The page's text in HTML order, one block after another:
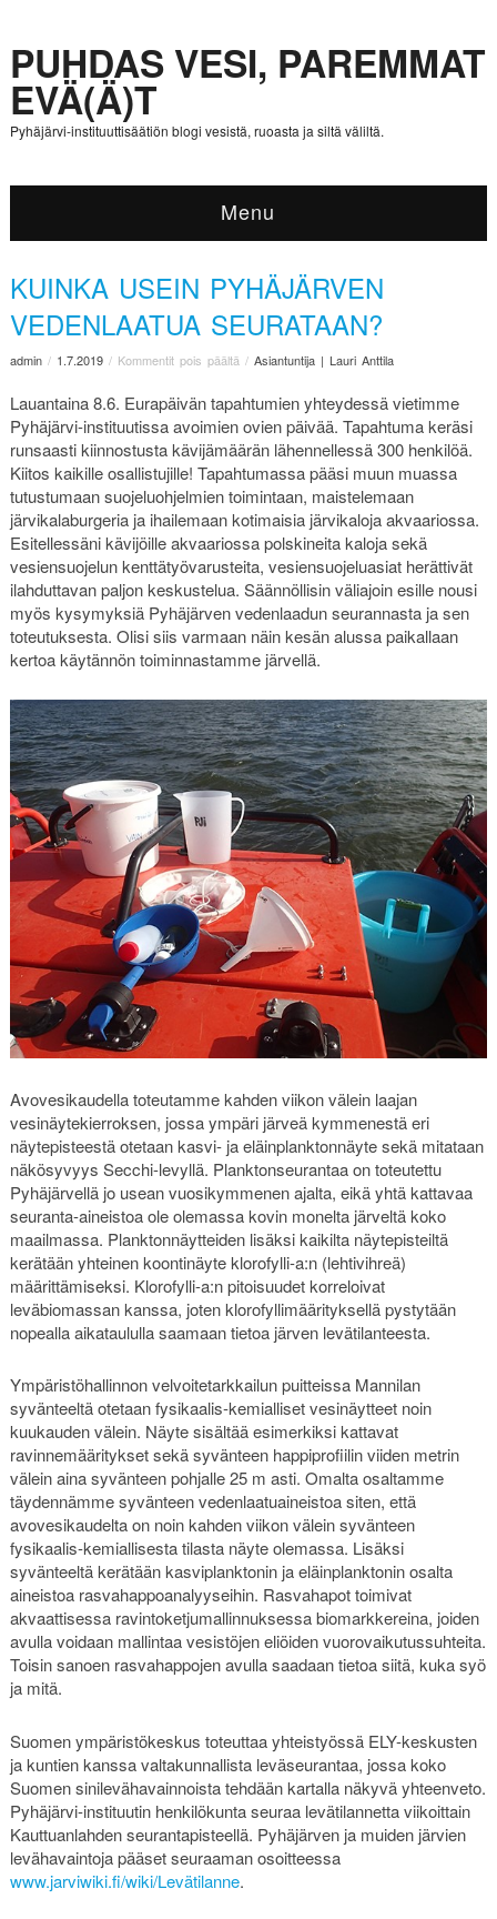
PUHDAS VESI, PAREMMAT
EVÄ(Ä)T
Pyhäjärvi-instituuttisäätiön blogi vesistä, ruoasta ja siltä väliltä.
Menu
KUINKA USEIN PYHÄJÄRVEN
VEDENLAATUA SEURATAAN?
admin/ 1.7.2019/ Kommentit pois päältä / Asiantuntija | Lauri Anttila
Lauantaina 8.6. Eurapäivän tapahtumien yhteydessä vietimme
Pyhäjärvi-instituutissa avoimien ovien päivää. Tapahtuma keräsi
runsaasti kiinnostusta kävijämäärän lähennellessä 300 henkilöä.
Kiitos kaikille osallistujille! Tapahtumassa pääsi muun muassa
tutustumaan suojeluohjelmien toimintaan, maistelemaan
järvikalaburgeria ja ihailemaan kotimaisia järvikaloja akvaariossa.
Esitellessäni kävijöille akvaariossa polskineita kaloja sekä
vesiensuojelun kenttätyövarusteita, vesiensuojeluasiat herättivät
ilahduttavan paljon keskustelua. Säännöllisin väliajoin esille nousi
myös kysymyksiä Pyhäjärven vedenlaadun seurannasta ja sen
toteutuksesta. Olisi siis varmaan näin kesän alussa paikallaan
kertoa käytännön toiminnastamme järvellä.
Avovesikaudella toteutamme kahden viikon välein laajan
vesinäytekierroksen, jossa ympäri järveä kymmenestä eri
näytepisteestä otetaan kasvi- ja eläinplanktonnäyte sekä mitataan
näkösyvyys Secchi-levyllä. Planktonseurantaa on toteutettu
Pyhäjärvellä jo usean vuosikymmenen ajalta, eikä yhtä kattavaa
seuranta-aineistoa ole olemassa kovin monelta järveltä koko
maailmassa. Planktonnäytteiden lisäksi kaikilta näytepisteiltä
kerätään yhteinen koontinäyte klorofylli-a:n (lehtivihreä)
määrittämiseksi. Klorofylli-a:n pitoisuudet korreloivat
leväbiomassan kanssa, joten klorofyllimäärityksellä pystytään
nopealla aikataululla saamaan tietoa järven levätilanteesta.
Ympäristöhallinnon velvoitetarkkailun puitteissa Mannilan
syvänteeltä otetaan fysikaalis-kemialliset vesinäytteet noin
kuukauden välein. Näyte sisältää esimerkiksi kattavat
ravinnemääritykset sekä syvänteen happiprofiilin viiden metrin
välein aina syvänteen pohjalle 25 m asti. Omalta osaltamme
täydennämme syvänteen vedenlaatuaineistoa siten, että
avovesikaudelta on noin kahden viikon välein syvänteen
fysikaalis-kemiallisesta tilasta näyte olemassa. Lisäksi
syvänteeltä kerätään kasviplanktonin ja eläinplanktonin osalta
aineistoa rasvahappoanalyyseihin. Rasvahapot toimivat
akvaattisessa ravintoketjumallinnuksessa biomarkkereina, joiden
avulla voidaan mallintaa vesistöjen eliöiden vuorovaikutussuhteita.
Toisin sanoen rasvahappojen avulla saadaan tietoa siitä, kuka syö
ja mitä.
Suomen ympäristökeskus toteuttaa yhteistyössä ELY-keskusten
ja kuntien kanssa valtakunnallista leväseurantaa, jossa koko
Suomen sinilevähavainnoista tehdään kartalla näkyvä yhteenveto.
Pyhäjärvi-instituutin henkilökunta seuraa levätilannetta viikoittain
Kauttuanlahden seurantapisteellä. Pyhäjärven ja muiden järvien
levähavaintoja pääset seuraaman osoitteessa
www.jarviwiki.fi/wiki/Levätilanne.